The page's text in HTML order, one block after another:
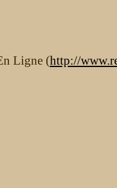
Ligne (http://